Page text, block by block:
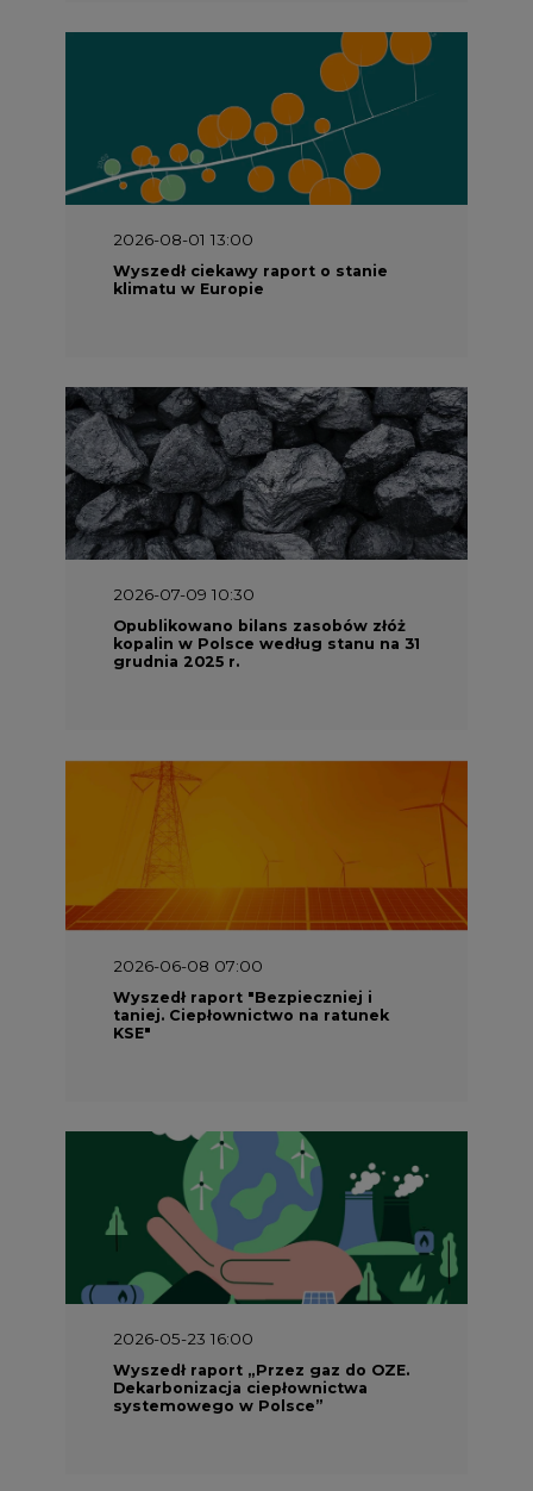
2026-08-01 13:00
Wyszedł ciekawy raport o stanie
klimatu w Europie
2026-07-09 10:30
Opublikowano bilans zasobów złóż
kopalin w Polsce według stanu na 31
grudnia 2025 r.
2026-06-08 07:00
Wyszedł raport "Bezpieczniej i
taniej. Ciepłownictwo na ratunek
KSE"
2026-05-23 16:00
Wyszedł raport „Przez gaz do OZE.
Dekarbonizacja ciepłownictwa
systemowego w Polsce”